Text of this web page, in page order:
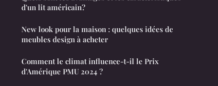
d'un lit américain?
New look pour la maison : quelques idées de
meubles design à acheter
Comment le climat influence-t-il le Prix
d'Amérique PMU 2024 ?